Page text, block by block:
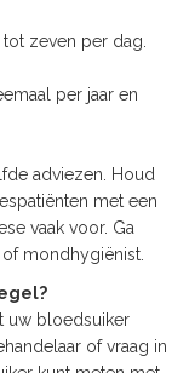
zeven per dag.
per jaar en
adviezen. Houd
met een
vaak voor. Ga
mondhygiënist.
uw bloedsuiker
of vraag in